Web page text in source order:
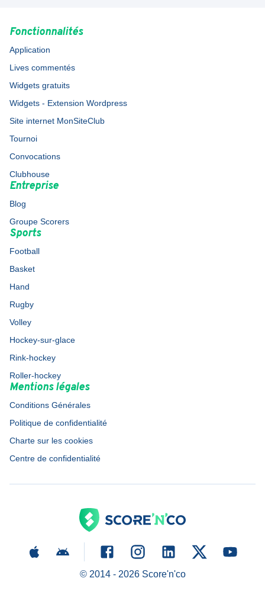
Fonctionnalités
Application
Lives commentés
Widgets gratuits
Widgets - Extension Wordpress
Site internet MonSiteClub
Tournoi
Convocations
Clubhouse
Entreprise
Blog
Groupe Scorers
Sports
Football
Basket
Hand
Rugby
Volley
Hockey-sur-glace
Rink-hockey
Roller-hockey
Mentions légales
Conditions Générales
Politique de confidentialité
Charte sur les cookies
Centre de confidentialité
© 2014 - 2026Score'n'co